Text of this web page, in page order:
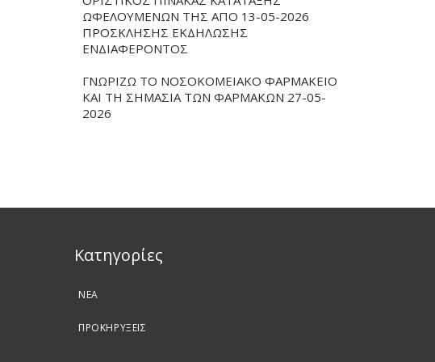
ΩΦΕΛΟΥΜΕΝΩΝ ΤΗΣ ΑΠΟ 13-05-2026
ΠΡΟΣΚΛΗΣΗΣ ΕΚΔΗΛΩΣΗΣ
ΕΝΔΙΑΦΕΡΟΝΤΟΣ
ΓΝΩΡΙΖΩ ΤΟ ΝΟΣΟΚΟΜΕΙΑΚΟ ΦΑΡΜΑΚΕΙΟ
ΚΑΙ ΤΗ ΣΗΜΑΣΙΑ ΤΩΝ ΦΑΡΜΑΚΩΝ 27-05-
2026
Kατηγορίες
ΝΕΑ
ΠΡΟΚΗΡΥΞΕΙΣ